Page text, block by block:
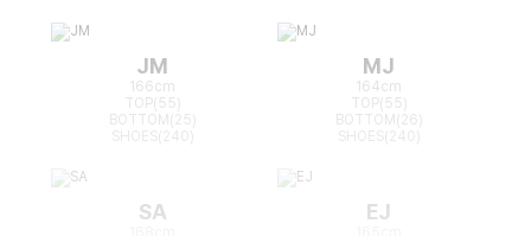
JM
166cm
TOP(55)
BOTTOM(25)
MJ
164cm
TOP(55)
BOTTOM(26)
SA EJ